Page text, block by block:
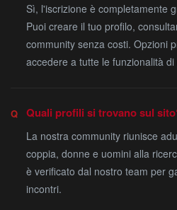
Sì, l'iscrizione è completamente
Puoi creare il tuo profilo,
community senza costi. Opzioni
accedere a tutte le funzionalità
Quali profili si trovano sul
La nostra community riunisce
coppia, donne e uomini alla
è verificato dal nostro team per
incontri.